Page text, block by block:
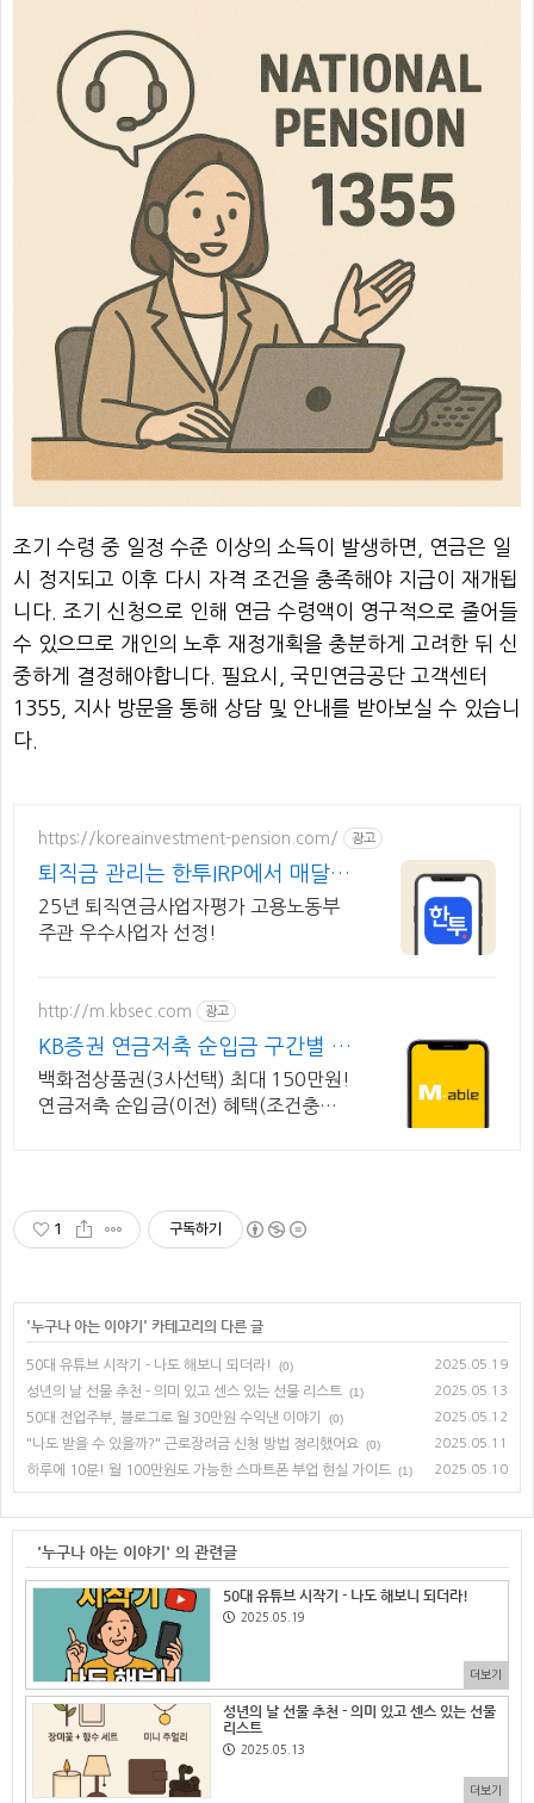
조기 수령 중 일정 수준 이상의 소득이 발생하면, 연금은 일
시 정지되고 이후 다시 자격 조건을 충족해야 지급이 재개됩
니다. 조기 신청으로 인해 연금 수령액이 영구적으로 줄어들
수 있으므로 개인의 노후 재정개획을 충분하게 고려한 뒤 신
중하게 결정해야합니다. 필요시, 국민연금공단 고객센터
1355, 지사 방문을 통해 상담 및 안내를 받아보실 수 있습니
다.
https://koreainvestment-pension.com/ 광고
퇴직금 관리는 한투IRP에서 매달
기대되는 연금 생활
25년 퇴직연금사업자평가 고용노동부
주관 우수사업자 선정!
http://m.kbsec.com 광고
KB증권 연금저축 순입금 구간별 상
품권 혜택
백화점상품권(3사선택) 최대 150만원!
연금저축 순입금(이전) 혜택(조건충족
1 구독하기
'누구나 아는 이야기 ' 카테고리의 다른 글
50대 유튜브 시작기 - 나도 해보니 되더라! (0) 2025.05.19
성년의 날 선물 추천 - 의미 있고 센스 있는 선물 리스트 (1) 2025.05.13
50대 전업주부, 블로그로 월 30만원 수익낸 이야기 (0) 2025.05.12
"나도 받을 수 있을까?" 근로장려금 신청 방법 정리했어요 (0) 2025.05.11
하루에 10분! 월 100만원도 가능한 스마트폰 부업 현실 가이드 (1) 2025.05.10
'누구나 아는 이야기' 의 관련글
50대 유튜브 시작기 - 나도 해보니 되더라!
2025.05.19
더보기
성년의 날 선물 추천 - 의미 있고 센스 있는 선물
리스트
2025.05.13
더보기